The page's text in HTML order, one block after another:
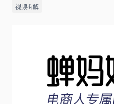
视频拆解